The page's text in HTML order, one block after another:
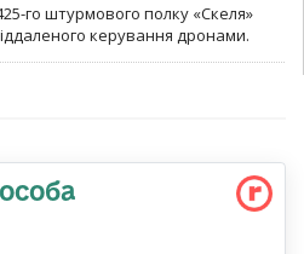
го штурмового полку «Скеля»
керування дронами.